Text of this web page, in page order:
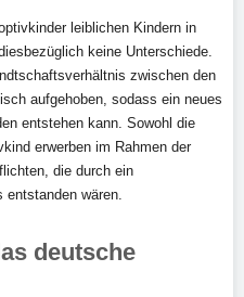
leiblichen Kindern in
keine Unterschiede.
zwischen den
aufgehoben, sodass ein neues
entstehen kann. Sowohl die
erwerben im Rahmen der
die durch ein
entstanden wären.
deutsche